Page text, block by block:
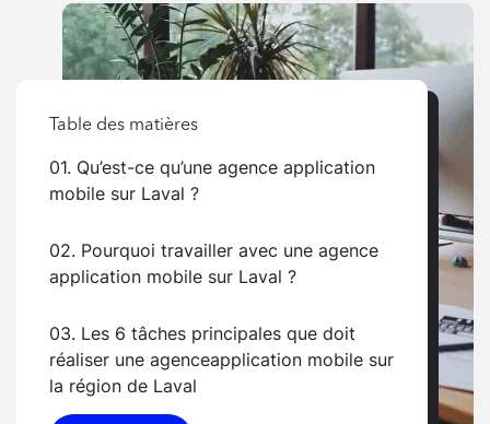
Table des matières
01. Qu’est-ce qu’une agence application
mobile sur Laval ?
02. Pourquoi travailler avec une agence
application mobile sur Laval ?
03. Les 6 tâches principales que doit
réaliser une agenceapplication mobile sur
la région de Laval